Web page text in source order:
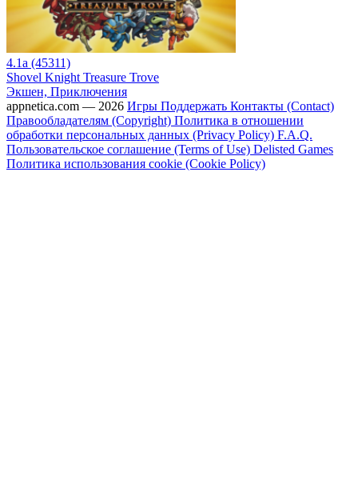
4.1a (45311)
Shovel Knight Treasure Trove
Экшен, Приключения
appnetica.com — 2026 Игры Поддержать Контакты (Contact)
Правообладателям (Copyright) Политика в отношении
обработки персональных данных (Privacy Policy) F.A.Q.
Пользовательское соглашение (Terms of Use) Delisted Games
Политика использования cookie (Cookie Policy)